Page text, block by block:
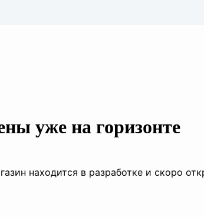
уже на горизонте
находится в разработке и скоро